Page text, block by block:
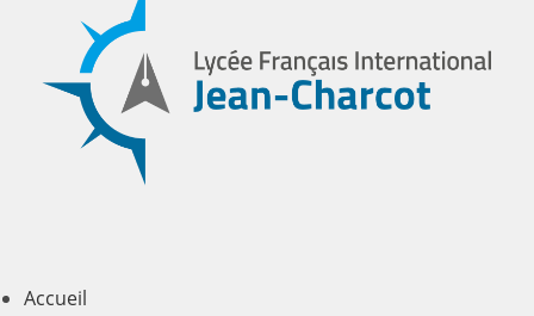
Accueil